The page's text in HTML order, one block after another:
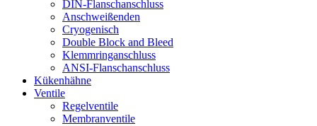
DIN-Flanschanschluss
Anschweißenden
Cryogenisch
Double Block and Bleed
Klemmringanschluss
ANSI-Flanschanschluss
Kükenhähne
Ventile
Regelventile
Membranventile